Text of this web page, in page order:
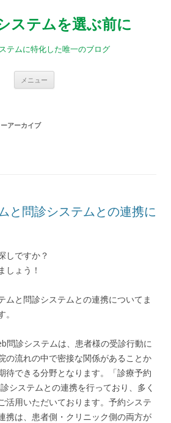
ステムを選ぶ前に
テムに特化した唯一のブログ
メニュー
アーカイブ
と問診システムとの連携に
しですか？
しょう！
ムと問診システムとの連携についてま
問診システムは、患者様の受診行動に
流れの中で密接な関係があることか
待できる分野となります。「診療予約
システムとの連携を行っており、多く
活用いただいております。予約システ
携は、患者側・クリニック側の両方が